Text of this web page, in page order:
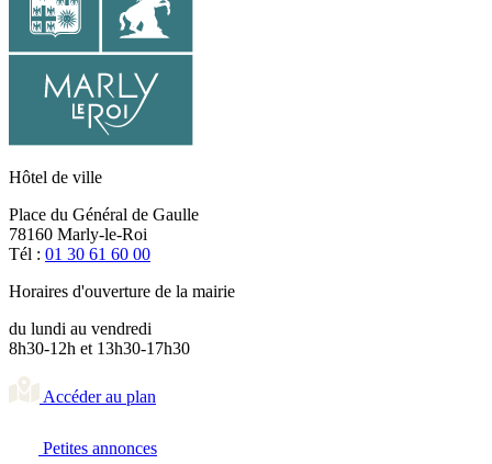
Hôtel de ville
Place du Général de Gaulle
78160 Marly-le-Roi
Tél : 01 30 61 60 00
Horaires d'ouverture de la mairie
du lundi au vendredi
8h30-12h et 13h30-17h30
Accéder au plan
Petites annonces